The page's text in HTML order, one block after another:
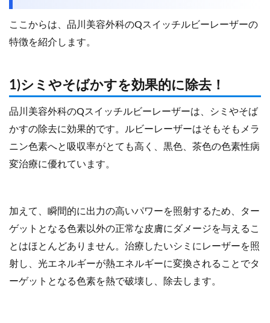
ここからは、品川美容外科のQスイッチルビーレーザーの
特徴を紹介します。
1)シミやそばかすを効果的に除去！
品川美容外科のQスイッチルビーレーザーは、シミやそば
かすの除去に効果的です。ルビーレーザーはそもそもメラ
ニン色素へと吸収率がとても高く、黒色、茶色の色素性病
変治療に優れています。
加えて、瞬間的に出力の高いパワーを照射するため、ター
ゲットとなる色素以外の正常な皮膚にダメージを与えるこ
とはほとんどありません。治療したいシミにレーザーを照
射し、光エネルギーが熱エネルギーに変換されることでタ
ーゲットとなる色素を熱で破壊し、除去します。